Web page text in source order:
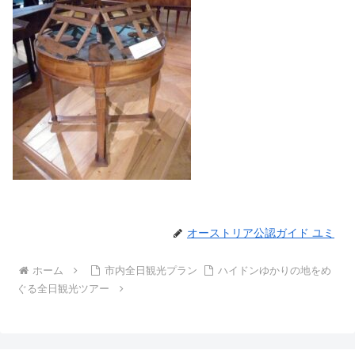
オーストリア公認ガイド ユミ
ホーム 市内全日観光プラン
ハイドンゆかりの地をめ
ぐる全日観光ツアー